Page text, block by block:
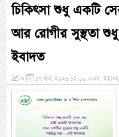
চিকিৎসা শুধু একটি
আর রোগীর সুস্থতা শুধু
ইবাদত
» ১৭ জুন, ২০২৬ ১২:০০ এএম,